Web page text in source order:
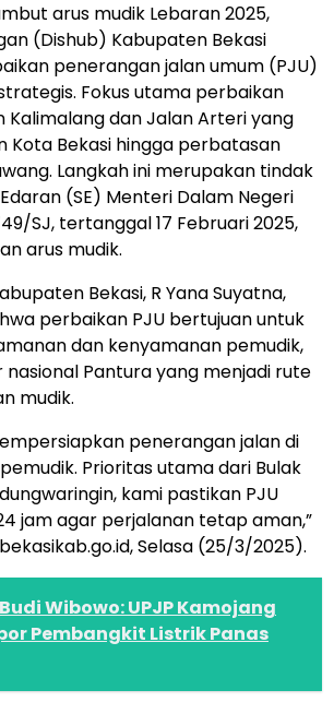
arus mudik Lebaran 2025,
(Dishub) Kabupaten Bekasi
penerangan jalan umum (PJU)
Fokus utama perbaikan
Kalimalang dan Jalan Arteri yang
Kota Bekasi hingga perbatasan
Langkah ini merupakan tindak
(SE) Menteri Dalam Negeri
SJ, tertanggal 17 Februari 2025,
arus mudik.
Bekasi, R Yana Suyatna,
perbaikan PJU bertujuan untuk
dan kenyamanan pemudik,
Pantura yang menjadi rute
mudik.
penerangan jalan di
Prioritas utama dari Bulak
kami pastikan PJU
jam agar perjalanan tetap aman,”
Selasa (25/3/2025).
Budi Wibowo: UPJP Kamojang
Pembangkit Listrik Panas